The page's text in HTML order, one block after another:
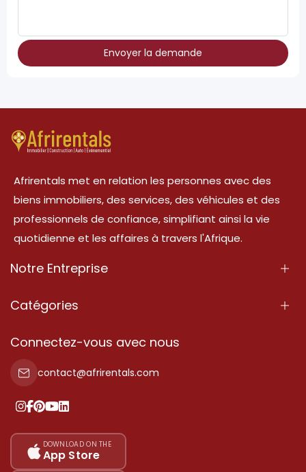
Envoyer la demande
Afrirentals met en relation les personnes avec des
biens immobiliers, des services, des véhicules et des
professionnels de confiance, simplifiant ainsi la vie
quotidienne et les affaires à travers l'Afrique.
Notre Entreprise
À Propos
Conditions d'Utilisation
Politique de Confidentialité
Nos tarifs
Plan du site
Catégories
Propriété
Propriété à vendre
Propriété à louer
Ajoutez votre témoignage
Connectez-vous avec nous
contact@afrirentals.com
DOWNLOAD ON THE
App Store